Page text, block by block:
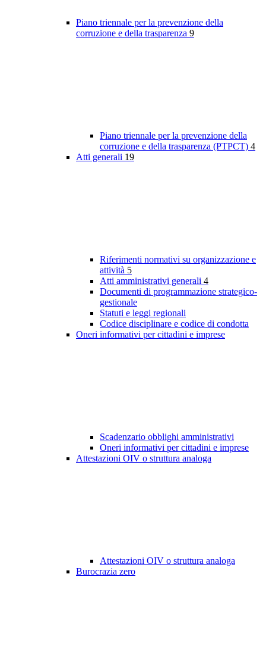
Piano triennale per la prevenzione della
corruzione e della trasparenza 9
Piano triennale per la prevenzione della
corruzione e della trasparenza (PTPCT) 4
Atti generali 19
Riferimenti normativi su organizzazione e
attività 5
Atti amministrativi generali 4
Documenti di programmazione strategico-
gestionale
Statuti e leggi regionali
Codice disciplinare e codice di condotta
Oneri informativi per cittadini e imprese
Scadenzario obblighi amministrativi
Oneri informativi per cittadini e imprese
Attestazioni OIV o struttura analoga
Attestazioni OIV o struttura analoga
Burocrazia zero